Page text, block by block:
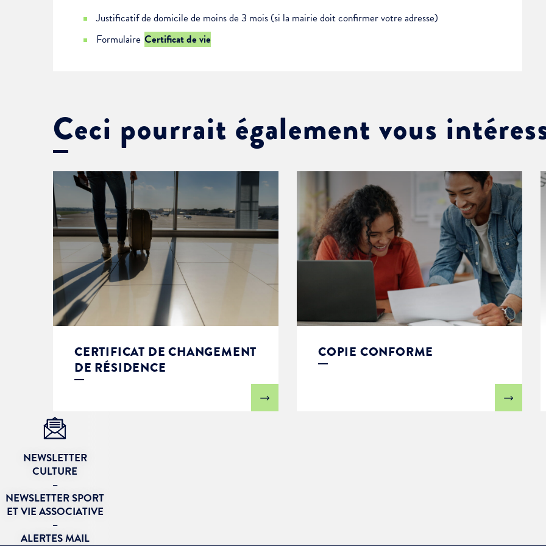
Justificatif de domicile de moins de 3 mois (si la mairie doit confirmer votre adresse)
Formulaire Certificat de vie
Ceci pourrait également vous
CERTIFICAT DE CHANGEMENT
DE RÉSIDENCE
COPIE CONFORME
NEWSLETTER
CULTURE
–
NEWSLETTER SPORT
ET VIE ASSOCIATIVE
–
ALERTES MAIL